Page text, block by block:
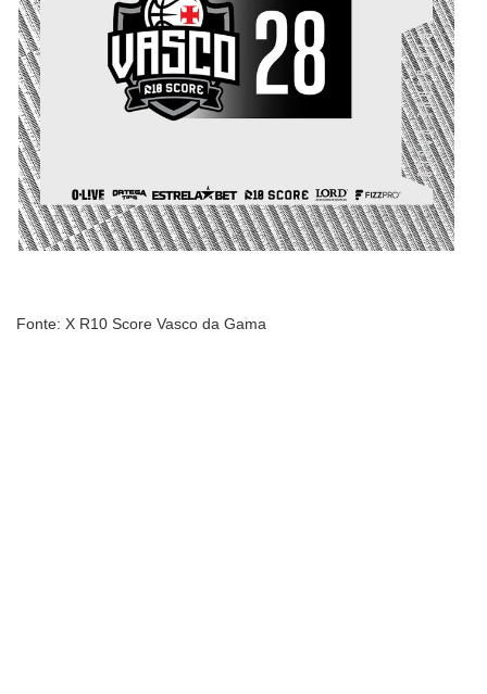
Fonte: X R10 Score Vasco da Gama